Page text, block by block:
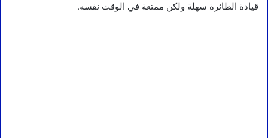
قيادة الطائرة سهلة ولكن ممتعة في الوقت نفسه.